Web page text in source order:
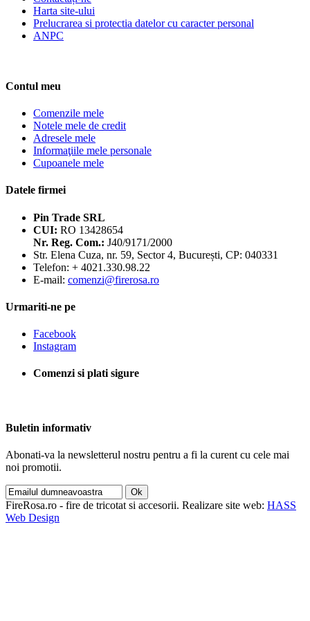
Harta site-ului
Prelucrarea si protectia datelor cu caracter personal
ANPC
Contul meu
Comenzile mele
Notele mele de credit
Adresele mele
Informaţiile mele personale
Cupoanele mele
Datele firmei
Pin Trade SRL
CUI: RO 13428654
Nr. Reg. Com.: J40/9171/2000
Str. Elena Cuza, nr. 59, Sector 4, București, CP: 040331
Telefon: + 4021.330.98.22
E-mail: comenzi@firerosa.ro
Urmariti-ne pe
Facebook
Instagram
Comenzi si plati sigure
Buletin informativ
Abonati-va la newsletterul nostru pentru a fi la curent cu cele mai
noi promotii.
Ok
FireRosa.ro - fire de tricotat si accesorii. Realizare site web: HASS
Web Design